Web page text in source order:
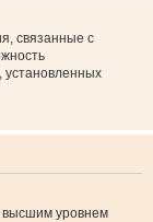
связанные с
установленных
уровнем